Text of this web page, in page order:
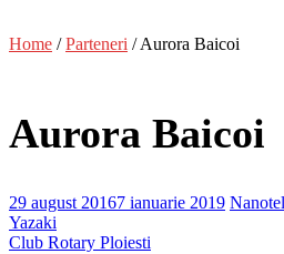
Home /Parteneri /Aurora Baicoi
Aurora Baicoi
29 august 20167 ianuarie 2019 Nanotel
Navigare
Yazaki
Club Rotary Ploiesti